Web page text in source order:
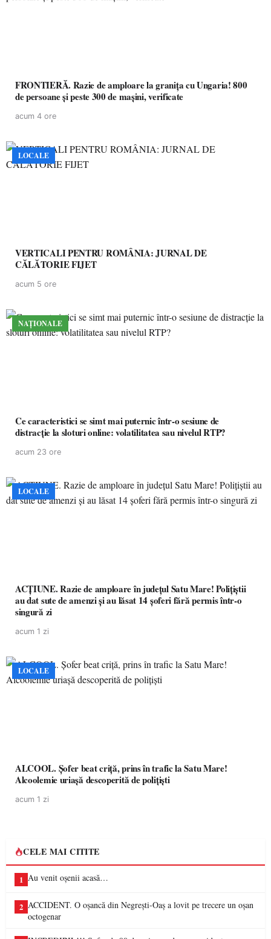
FRONTIERĂ. Razie de amploare la granița cu Ungaria! 800
de persoane și peste 300 de mașini, verificate
acum 4 ore
LOCALE
VERTICALI PENTRU ROMÂNIA: JURNAL DE
CĂLĂTORIE FIJET
acum 5 ore
NAȚIONALE
Ce caracteristici se simt mai puternic într-o sesiune de
distracție la sloturi online: volatilitatea sau nivelul RTP?
acum 23 ore
LOCALE
ACȚIUNE. Razie de amploare în județul Satu Mare! Polițiștii
au dat sute de amenzi și au lăsat 14 șoferi fără permis într-o
singură zi
acum 1 zi
LOCALE
ALCOOL. Șofer beat criță, prins în trafic la Satu Mare!
Alcoolemie uriașă descoperită de polițiști
acum 1 zi
CELE MAI CITITE
1 Au venit oșenii acasă…
2 ACCIDENT. O oșancă din Negrești-Oaș a lovit pe trecere un oșan
octogenar